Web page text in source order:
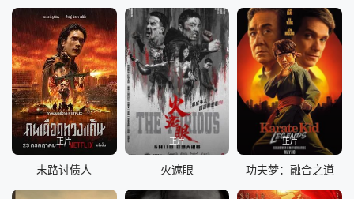
正片
末路讨债人
正片
火遮眼
正片
功夫梦：融合之道